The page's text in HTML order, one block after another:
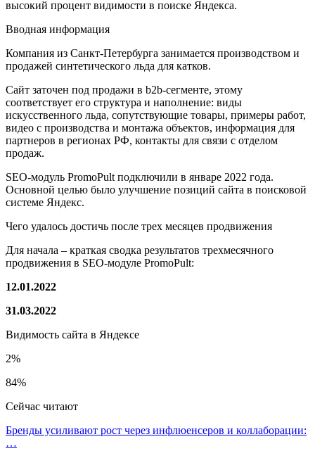
высокий процент видимости в поиске Яндекса.
Вводная информация
Компания из Санкт-Петербурга занимается производством и
продажей синтетического льда для катков.
Сайт заточен под продажи в b2b-сегменте, этому
соответствует его структура и наполнение: виды
искусственного льда, сопутствующие товары, примеры работ,
видео с производства и монтажа объектов, информация для
партнеров в регионах РФ, контакты для связи с отделом
продаж.
SEO-модуль PromoPult подключили в январе 2022 года.
Основной целью было улучшение позиций сайта в поисковой
системе Яндекс.
Чего удалось достичь после трех месяцев продвижения
Для начала – краткая сводка результатов трехмесячного
продвижения в SEO-модуле PromoPult:
12.01.2022
31.03.2022
Видимость сайта в Яндексе
2%
84%
Сейчас читают
Бренды усиливают рост через инфлюенсеров и коллаборации:
…